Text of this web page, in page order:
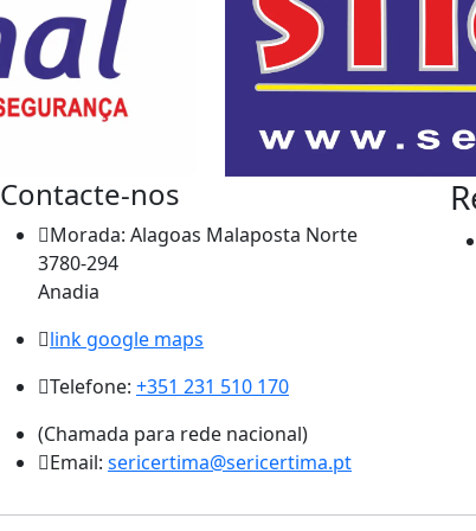
Contacte-nos
Morada: Alagoas Malaposta Norte
3780-294
Anadia
link google maps
Telefone: +351 231 510 170
(Chamada para rede nacional)
Email: sericertima@sericertima.pt